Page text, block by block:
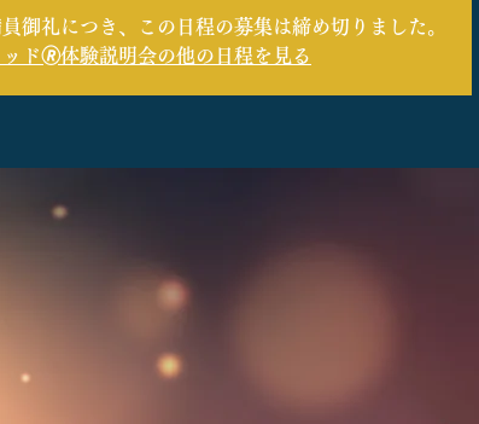
御礼につき、この日程の募集は締め切りました。
ド🄬体験説明会の他の日程を見る